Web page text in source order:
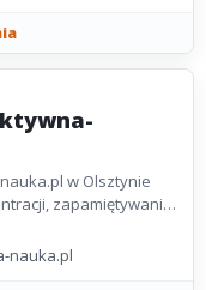
w Olsztynie
zapamiętywania,
dla
nauka.pl